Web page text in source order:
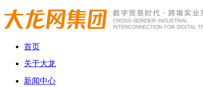
首页
关于大龙
新闻中心